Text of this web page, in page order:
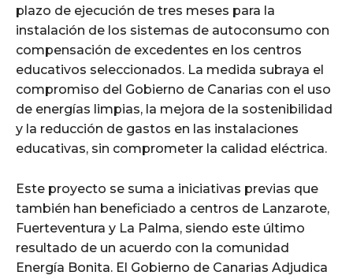
plazo de ejecución de tres meses para la
instalación de los sistemas de autoconsumo con
compensación de excedentes en los centros
educativos seleccionados. La medida subraya el
compromiso del Gobierno de Canarias con el uso
de energías limpias, la mejora de la sostenibilidad
y la reducción de gastos en las instalaciones
educativas, sin comprometer la calidad eléctrica.
Este proyecto se suma a iniciativas previas que
también han beneficiado a centros de Lanzarote,
Fuerteventura y La Palma, siendo este último
resultado de un acuerdo con la comunidad
Energía Bonita. El Gobierno de Canarias Adjudica